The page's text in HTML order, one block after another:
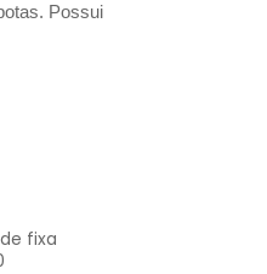
Possui
fixa